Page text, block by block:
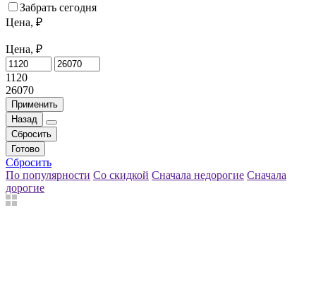
Забрать сегодня
Цена, ₽
Цена, ₽
1120
26070
Применить
Назад
Сбросить
Готово
Сбросить
По популярности Со скидкой Сначала недорогие Сначала
дорогие